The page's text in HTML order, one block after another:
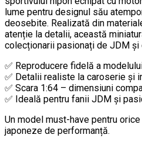
lume pentru designul său
deosebite. Realizată din
atenție la detalii, această
colecționarii pasionați de JDM
✅ Reproducere fidelă a
✅ Detalii realiste la caroserie și
✅ Scara 1:64 – dimensiuni
✅ Ideală pentru fanii JDM și
Un model must-have pentru
japoneze de performanță.